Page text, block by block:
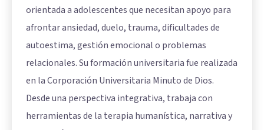
orientada a adolescentes que necesitan apoyo para
afrontar ansiedad, duelo, trauma, dificultades de
autoestima, gestión emocional o problemas
relacionales. Su formación universitaria fue realizada
en la Corporación Universitaria Minuto de Dios.
Desde una perspectiva integrativa, trabaja con
herramientas de la terapia humanística, narrativa y